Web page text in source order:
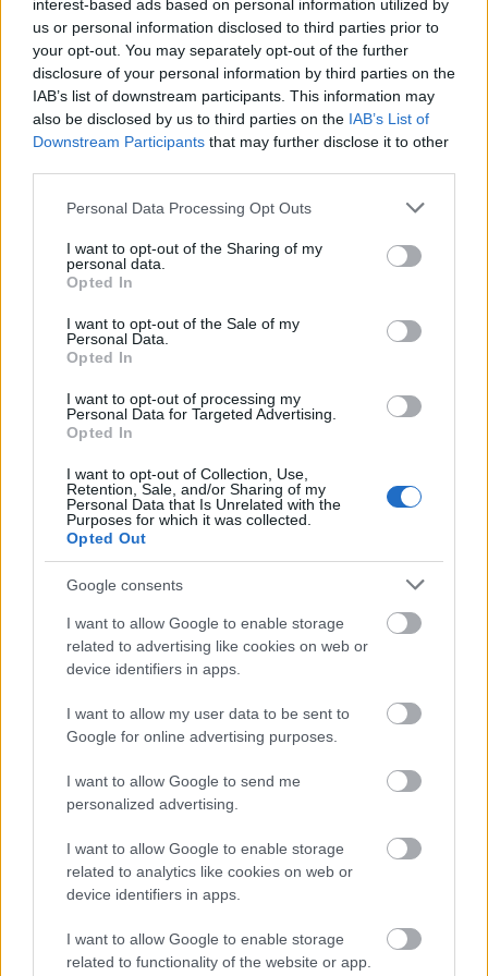
interest-based ads based on personal information utilized by
us or personal information disclosed to third parties prior to
your opt-out. You may separately opt-out of the further
disclosure of your personal information by third parties on the
IAB’s list of downstream participants. This information may
also be disclosed by us to third parties on the IAB’s List of
Downstream Participants that may further disclose it to other
Please note that this website/app uses one or more Google
not limited to your visit or usage behaviour. You may click to
grant or deny consent to Google and its third-party tags to
use your data for below specified purposes in below Google
consent section.
Personal Data Processing Opt Outs
I want to opt-out of the Sharing of my
personal data.
Opted In
I want to opt-out of the Sale of my
Personal Data.
Opted In
I want to opt-out of processing my
Personal Data for Targeted Advertising.
Opted In
I want to opt-out of Collection, Use,
Retention, Sale, and/or Sharing of my
Personal Data that Is Unrelated with the
Purposes for which it was collected.
Opted Out
Google consents
I want to allow Google to enable storage
related to advertising like cookies on web or
device identifiers in apps.
I want to allow my user data to be sent to
Google for online advertising purposes.
I want to allow Google to send me
personalized advertising.
I want to allow Google to enable storage
related to analytics like cookies on web or
device identifiers in apps.
I want to allow Google to enable storage
related to functionality of the website or app.
megtestesül az összes többi lány fájdalma és
elszántsága is. A középkori fantasy-csatában az
ostromló lovagok nem emberek.
Most pedig reagálnék néhány, a filmet ért negatív
vagy furcsa állításra:
1. Sokan azzal támadták, hogy olyan, mint egy
videojáték. Nekem, aki rengeteg Diablo II
Heroes
ot nyomatott anno, ESZEMBE NEM
JUTOTT ez a dolog a nézése közben. A legtöbb
díszlet és az ember méretű ellenségek szinte mindig
valósak voltak, vagyis felépített helyszíneken
kaszkadőrök játszották őket, a játékidő kb. 85%-
ában. Bár tény, hogy sok videojáték van, amiben
robotokat, orkokat és hasonlóakat lehet karddal
vagy lőfegyverekkel irtani, mégis az Álomháború
sokkal nagyobb mértékben épít a színészekre és a
maszkmesteri munkára, mint mondjuk a világ
legjobb filmjének kikiáltott Avatar
Avatarsokkal jobban hasonlít egy játékra, mint ez -
külsőségeiben mindenképp.
2. "A forgatókönyvet mintha egy kanos 12 éves fiú
írta volna." Hogyne.
Akinek az egészből az jön le,
szól, az rohadtul nem látja, hogy mi miért van benne,
és hogy mi a történet.Igenis, szerintempont az a jó
benne, hogyha a tudományos-fantasztikum
megtalálod benne a
kedvencedet; ha szerepjátékos vagy, láthatsz egy a
kedvelt világaidhoz hasonlót; ha pedig manga-
megszállottként élsz, akkor sem csalódsz majd. De
lehet rá drámaként/tragédiaként tekintetni, szóval
igencsak összetett – lehetetlenség besorolni, „nem
lehet rá felkészülni”.
3. "Tárgyiasítja a nőket." Hát, aki ezt írta, az is csak
egyik fő lényeg az, hogy a tárgyiasítás ELLEN
harcolnak a lányok!Azért akarnak megszökni abból